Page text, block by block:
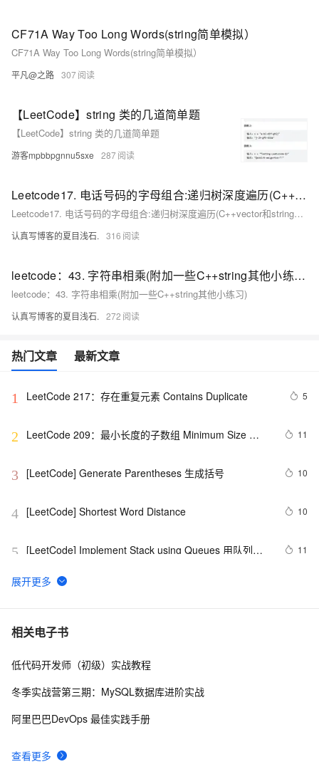
CF71A Way Too Long Words(string简单模拟）
CF71A Way Too Long Words(string简单模拟）
平凡@之路 307
【LeetCode】string 类的几道简单题
【LeetCode】string 类的几道简单题
游客mpbbpgnnu5sxe 287
Leetcode17. 电话号码的字母组合:递归树深度遍历(C++vector和string的小练习)
Leetcode17. 电话号码的字母组合:递归树深度遍历(C++vector和string的小练习)
认真写博客的夏目浅石. 316
leetcode：43. 字符串相乘(附加一些C++string其他小练习)
leetcode：43. 字符串相乘(附加一些C++string其他小练习)
认真写博客的夏目浅石. 272
热门文章 最新文章
1 LeetCode 217：存在重复元素	Contains Duplicate 5
2
LeetCode 209：最小长度的子数组 Minimum Size
11
3 [LeetCode] Generate Parentheses 生成括号 10
4 [LeetCode] Shortest Word Distance 10
5 [LeetCode] Implement Stack using Queues 用队列来
11
6 [LeetCode] Minimum Depth of Binary Tree
7 经典Leetcode算法题分享(字符串)
8 [LeetCode] Nim Game
相关电子书
查看更多
低代码开发师（初级）实战教程
冬季实战营第三期：MySQL数据库进阶实战
阿里巴巴DevOps 最佳实践手册